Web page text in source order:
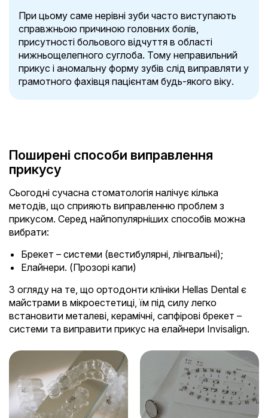
При цьому саме нерівні зуби часто виступають
справжньою причиною головних болів,
присутності больового відчуття в області
нижньощелепного суглоба. Тому неправильний
прикус і аномальну форму зубів слід виправляти у
грамотного фахівця пацієнтам будь-якого віку.
Поширені способи виправлення
прикусу
Сьогодні сучасна стоматологія налічує кілька
методів, що сприяють виправленню проблем з
прикусом. Серед найпопулярніших способів можна
вибрати:
Брекет – системи (вестибулярні, лінгвальні);
Елайнери. (Прозорі капи)
З огляду на те, що ортодонти клініки Hellas Dental є
майстрами в мікроестетиці, їм під силу легко
встановити металеві, керамічні, сапфірові брекет –
системи та виправити прикус на елайнери Invisalign.